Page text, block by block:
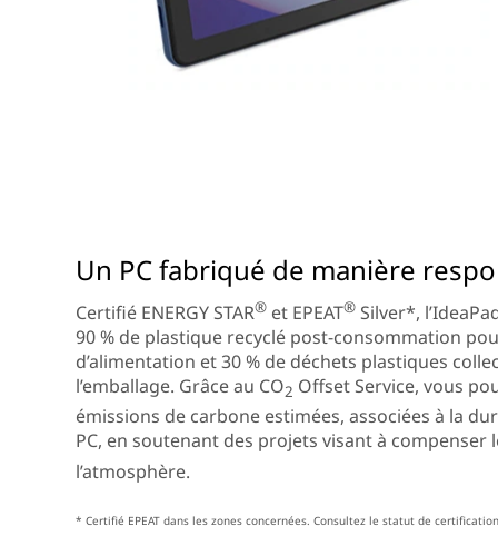
Un PC fabriqué de manière
Certifié ENERGY STAR® et EPEAT® Silver*,
90 % de plastique recyclé post-consommation
d’alimentation et 30 % de déchets plastiques
l’emballage. Grâce au CO2 Offset Service, vous
émissions de carbone estimées, associées à la
PC, en soutenant des projets visant à compenser
l’atmosphère.
* Certifié EPEAT dans les zones concernées. Consultez le statut de